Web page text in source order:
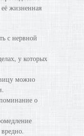
жизненная
с нервной
у которых
можно
о